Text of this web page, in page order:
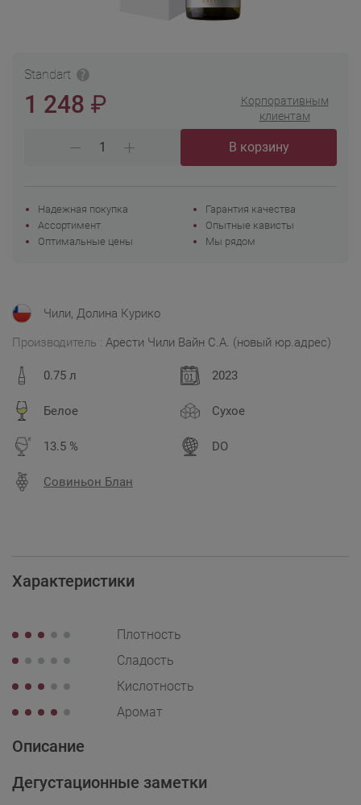
Чили, Долина Курико
Производитель : Арести Чили Вайн С.А. (новый юр.адрес)
0.75 л 2023
Белое Сухое
13.5 % DO
Совиньон Блан
Standart
1 248 ₽
Корпоративным
клиентам
В корзину
Надежная покупка
Гарантия качества
Ассортимент
Опытные кависты
Оптимальные цены
Мы рядом
Характеристики
Плотность
Сладость
Кислотность
Аромат
Описание
Дегустационные заметки